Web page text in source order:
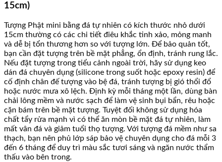
15cm)
Tượng Phật mini bằng đá tự nhiên có kích thước nhỏ dưới
15cm thường có các chi tiết điêu khắc tinh xảo, mỏng manh
và dễ bị tổn thương hơn so với tượng lớn. Để bảo quản tốt,
bạn cần đặt tượng trên bề mặt phẳng, ổn định, tránh rung lắc.
Nếu đặt tượng trong tiểu cảnh ngoài trời, hãy sử dụng keo
dán đá chuyên dụng (silicone trong suốt hoặc epoxy resin) để
cố định chân đế tượng vào bệ đá, tránh tượng bị gió thổi đổ
hoặc nước mưa xô lệch. Định kỳ mỗi tháng một lần, dùng bàn
chải lông mềm và nước sạch để làm vệ sinh bụi bẩn, rêu hoặc
cặn bám trên bề mặt tượng. Tuyệt đối không sử dụng hóa
chất tẩy rửa mạnh vì có thể ăn mòn bề mặt đá tự nhiên, làm
mất vân đá và giảm tuổi thọ tượng. Với tượng đá mềm như sa
thạch, bạn nên phủ lớp sáp bảo vệ chuyên dụng cho đá mỗi 3
đến 6 tháng để duy trì màu sắc tươi sáng và ngăn nước thẩm
thấu vào bên trong.